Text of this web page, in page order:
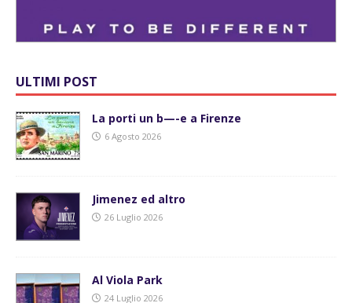
ULTIMI POST
La porti un b—-e a Firenze
6 Agosto 2026
Jimenez ed altro
26 Luglio 2026
Al Viola Park
24 Luglio 2026